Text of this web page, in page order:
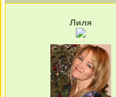
Лиля